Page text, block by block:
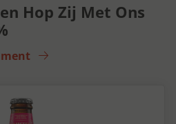
Hop Zij Met Ons